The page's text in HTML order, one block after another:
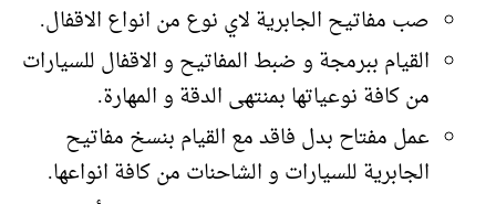
صب مفاتيح الجابرية لاي نوع من انواع الاقفال.
القيام ببرمجة و ضبط المفاتيح و الاقفال للسيارات
من كافة نوعياتها بمنتهى الدقة و المهارة.
عمل مفتاح بدل فاقد مع القيام بنسخ مفاتيح
الجابرية للسيارات و الشاحنات من كافة انواعها.